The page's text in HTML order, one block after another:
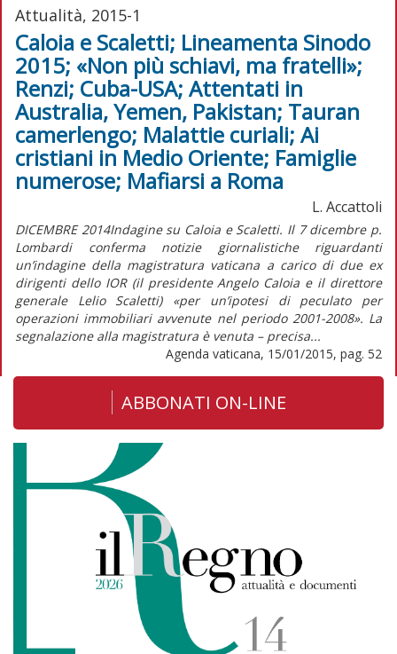
Attualità, 2015-1
Caloia e Scaletti; Lineamenta Sinodo
2015; «Non più schiavi, ma fratelli»;
Renzi; Cuba-USA; Attentati in
Australia, Yemen, Pakistan; Tauran
camerlengo; Malattie curiali; Ai
cristiani in Medio Oriente; Famiglie
numerose; Mafiarsi a Roma
L. Accattoli
DICEMBRE 2014Indagine su Caloia e Scaletti. Il 7 dicembre p.
Lombardi conferma notizie giornalistiche riguardanti
un’indagine della magistratura vaticana a carico di due ex
dirigenti dello IOR (il presidente Angelo Caloia e il direttore
generale Lelio Scaletti) «per un’ipotesi di peculato per
operazioni immobiliari avvenute nel periodo 2001-2008». La
segnalazione alla magistratura è venuta – precisa...
Agenda vaticana, 15/01/2015, pag. 52
ABBONATI ON-LINE